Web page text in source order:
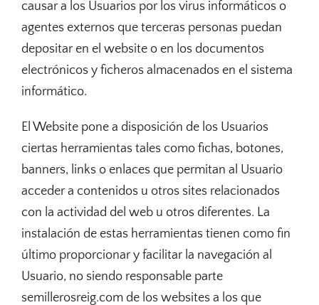
causar a los Usuarios por los virus informáticos o
agentes externos que terceras personas puedan
depositar en el website o en los documentos
electrónicos y ficheros almacenados en el sistema
informático.
El Website pone a disposición de los Usuarios
ciertas herramientas tales como fichas, botones,
banners, links o enlaces que permitan al Usuario
acceder a contenidos u otros sites relacionados
con la actividad del web u otros diferentes. La
instalación de estas herramientas tienen como fin
último proporcionar y facilitar la navegación al
Usuario, no siendo responsable parte
semillerosreig.com de los websites a los que